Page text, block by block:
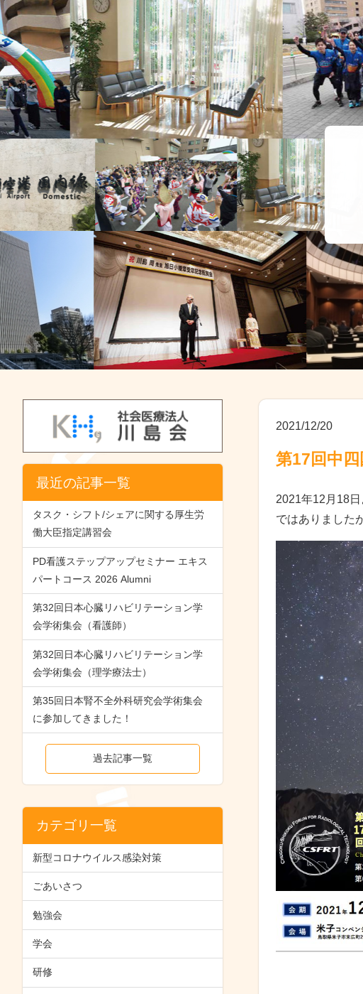
最近の記事一覧
タスク・シフト/シェアに関する厚生労
働大臣指定講習会
PD看護ステップアップセミナー エキス
パートコース 2026 Alumni
第32回日本心臓リハビリテーション学
会学術集会（看護師）
第32回日本心臓リハビリテーション学
会学術集会（理学療法士）
第35回日本腎不全外科研究会学術集会
に参加してきました！
過去記事一覧
カテゴリ一覧
新型コロナウイルス感染対策
ごあいさつ
勉強会
学会
研修
2021/12/20
第17回中
2021年12月18
ではありました